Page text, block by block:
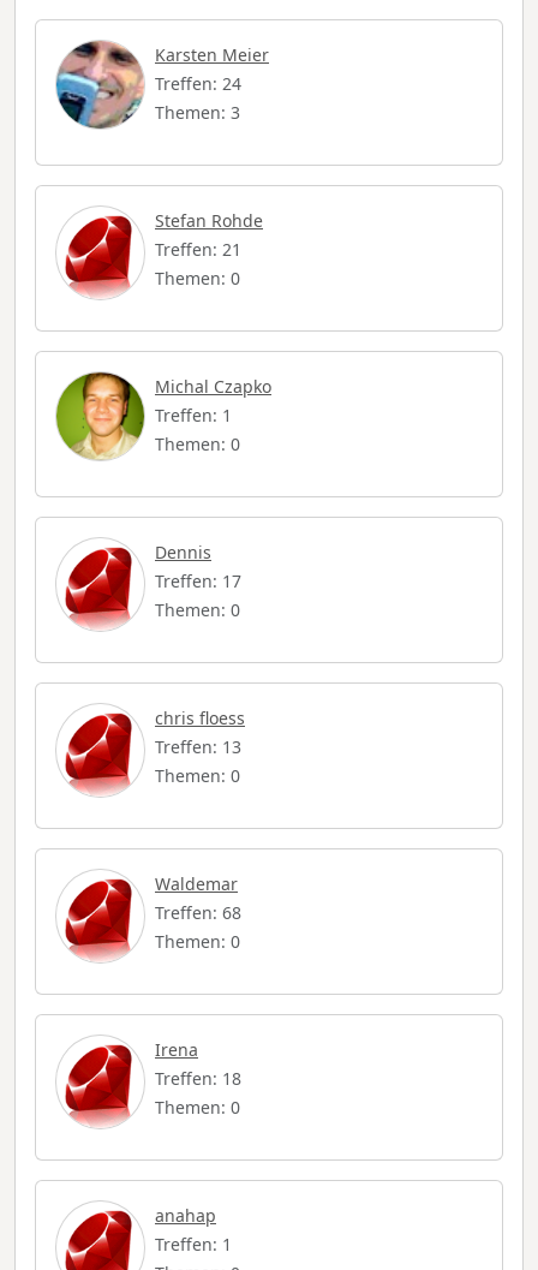
Karsten Meier
Treffen: 24
Themen: 3
Stefan Rohde
Treffen: 21
Themen: 0
Michal Czapko
Treffen: 1
Themen: 0
Dennis
Treffen: 17
Themen: 0
chris floess
Treffen: 13
Themen: 0
Waldemar
Treffen: 68
Themen: 0
Irena
Treffen: 18
Themen: 0
anahap
Treffen: 1